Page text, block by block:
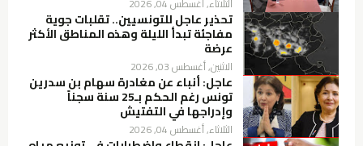
تحذير عاجل للتونسيين.. تقلبات جوية
مفاجئة تبدأ الليلة وهذه المناطق الأكثر
عرضة
الاثنين, أغسطس 03, 2026
عاجل: أنباء عن مغادرة سهام بن سدرين
تونس رغم الحكم بـ25 سنة سجناً
وإدراجها في التفتيش
الثلاثاء, أغسطس 04, 2026